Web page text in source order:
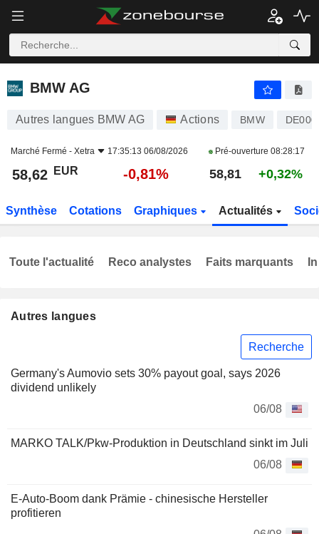
BMW AG
BMW AG
Autres langues BMW AG Actions BMW
Marché Fermé - Xetra 17:35:13 06/08/2026 Pré-ouverture 08:28:17
58,62 EUR -0,81% 58,81 +0,32%
Synthèse Cotations Graphiques Actualités
Autres langues
Recherche
Germany's Aumovio sets 30% payout goal, says 2026
dividend unlikely
06/08
MARKO TALK/Pkw-Produktion in Deutschland sinkt im Juli
06/08
E-Auto-Boom dank Prämie - chinesische Hersteller
profitieren
Toute l'actualité Reco analystes Faits marquants